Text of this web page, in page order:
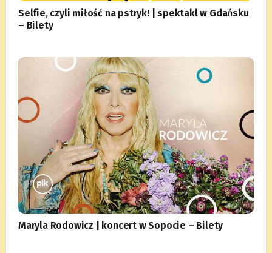
Selfie, czyli miłość na pstryk! | spektakl w Gdańsku
– Bilety
Maryla Rodowicz | koncert w Sopocie – Bilety